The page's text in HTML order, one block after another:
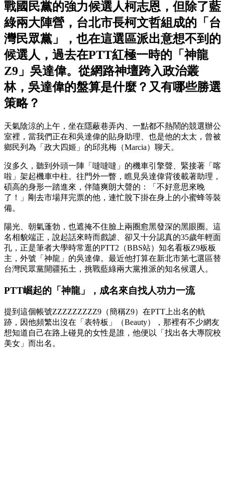
戰國民黨的強力候選人柯志恩，但除了藍
綠兩大陣營，台北市長柯文哲組成的「台
灣民眾黨」，也在這選區派出意想不到的
候選人，過去在PTT紅極一時的「神龍
Z9」吳達偉。從網路神壇跨入政治叢
林，吳達偉的盤算是什麼？又有哪些勝選
策略？
天氣陰涼的上午，坐在隱蔽巷弄內、一點都不熱鬧的競選辦公
室裡，當我們正在和吳達偉的貼身助理、也是他的太太，曾被
鄉民列為「政大四姬」的邱兆梅（Marcia）聊天。
沒多久，聽到外頭一陣「噠噠噠」的機車引擎聲、緊接著「喀
啦」架起機車中柱。往門外一瞥，瞧見吳達偉背後載著助理，
碩高的身形一踏進來，伴隨爽朗大聲的：「不好意思來晚
了！」剛去市場拜完票的他，連忙脫下掛在身上的小蜜蜂等裝
備。
陽光、朝氣蓬勃，也遮掩不住臉上兩圈愈黑發深的黑眼圈。這
名相貌端正，說起話來時而戲謔、卻又十分認真的35歲年輕面
孔，正是筆者大學時常逛的PTT2（BBS站）知名看板Z9板板
主，外號「神龍」的吳達偉。最近他打算在新北市第七選區替
台灣民眾黨開疆拓土，挑戰藍綠兩大黨推派的知名候選人。
PTT崛起的「神龍」，成名來自找人功力一流
提到這個帳號ZZZZZZZZZ9（簡稱Z9）在PTT上出名的軌
跡，因他頻繁出沒在「表特板」（Beauty），那裡有不少網友
想知道自己在路上碰見的女性是誰，他便以「找出各大專院校
美女」而出名。